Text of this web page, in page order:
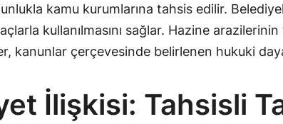
kamu kurumlarına tahsis edilir.
kullanılmasını sağlar. Hazine
kanunlar çerçevesinde belirlenen hukuki
İlişkisi: Tahsisli